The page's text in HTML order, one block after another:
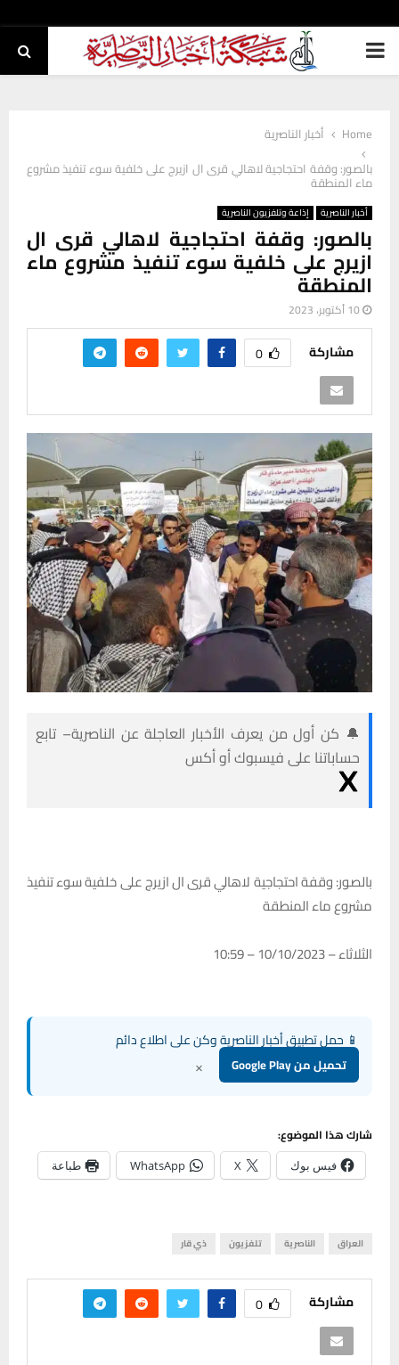
PRIMARY
Home
أخبار الناصرية
بالصور: وقفة احتجاجية لاهالي قرى ال ازيرج على خلفية سوء تنفيذ مشروع
ماء المنطقة
أخبار الناصرية إذاعة وتلفزيون الناصرية
بالصور: وقفة احتجاجية لاهالي قرى ال
ازيرج على خلفية سوء تنفيذ مشروع ماء
المنطقة
10 أكتوبر، 2023
مشاركة 0
🔔 كن أول من يعرف الأخبار العاجلة عن الناصرية– تابع
حساباتنا على فيسبوك أو أكس
بالصور: وقفة احتجاجية لاهالي قرى ال ازيرج على خلفية سوء تنفيذ
مشروع ماء المنطقة
الثلاثاء – 10/10/2023 – 10:59
📱 حمل تطبيق أخبار الناصرية وكن على اطلاع دائم
تحميل من Google Play ×
شارك هذا الموضوع:
فيس بوك X
WhatsApp طباعة
العراق الناصرية تلفزيون ذي قار
مشاركة 0